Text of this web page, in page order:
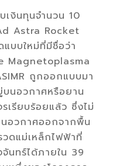
เงินทุนจำนวน 10
Astra Rocket
บบใหม่ที่มีชื่อว่า
Magnetoplasma
ถูกออกแบบมา
นอวกาศหรือยาน
เรียบร้อยแล้ว ซึ่งไม่
อวกาศออกจากพื้น
ดแม่เหล็กไฟฟ้าที่
นทร์ได้ภายใน 39